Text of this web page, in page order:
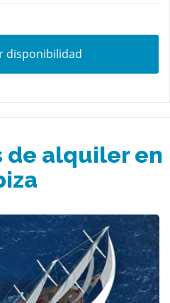
disponibilidad
de alquiler en